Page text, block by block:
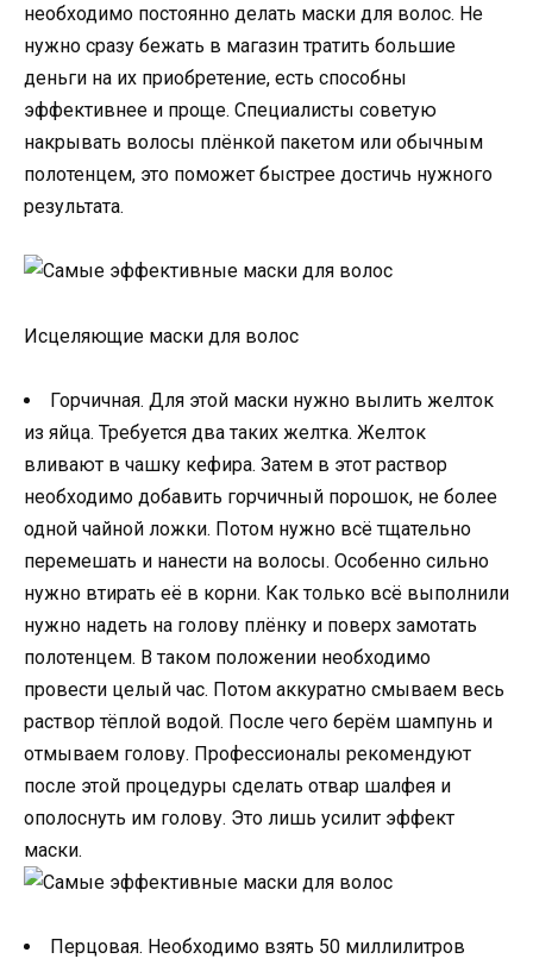
необходимо постоянно делать маски для волос. Не
нужно сразу бежать в магазин тратить большие
деньги на их приобретение, есть способны
эффективнее и проще. Специалисты советую
накрывать волосы плёнкой пакетом или обычным
полотенцем, это поможет быстрее достичь нужного
результата.
Исцеляющие маски для волос
Горчичная. Для этой маски нужно вылить желток
из яйца. Требуется два таких желтка. Желток
вливают в чашку кефира. Затем в этот раствор
необходимо добавить горчичный порошок, не более
одной чайной ложки. Потом нужно всё тщательно
перемешать и нанести на волосы. Особенно сильно
нужно втирать её в корни. Как только всё выполнили
нужно надеть на голову плёнку и поверх замотать
полотенцем. В таком положении необходимо
провести целый час. Потом аккуратно смываем весь
раствор тёплой водой. После чего берём шампунь и
отмываем голову. Профессионалы рекомендуют
после этой процедуры сделать отвар шалфея и
ополоснуть им голову. Это лишь усилит эффект
маски.
Перцовая. Необходимо взять 50 миллилитров